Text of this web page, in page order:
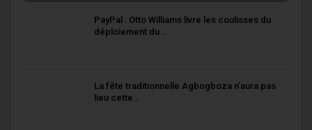
PayPal : Otto Williams livre les coulisses du
déploiement du…
La fête traditionnelle Agbogboza n’aura pas
lieu cette…